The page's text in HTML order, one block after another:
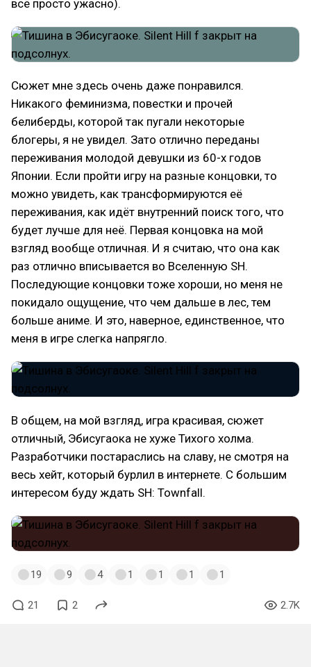
всё просто ужасно).
Сюжет мне здесь очень даже понравился.
Никакого феминизма, повестки и прочей
белиберды, которой так пугали некоторые
блогеры, я не увидел. Зато отлично переданы
переживания молодой девушки из 60-х годов
Японии. Если пройти игру на разные концовки, то
можно увидеть, как трансформируются её
переживания, как идёт внутренний поиск того, что
будет лучше для неё. Первая концовка на мой
взгляд вообще отличная. И я считаю, что она как
раз отлично вписывается во Вселенную SH.
Последующие концовки тоже хороши, но меня не
покидало ощущение, что чем дальше в лес, тем
больше аниме. И это, наверное, единственное, что
меня в игре слегка напрягло.
В общем, на мой взгляд, игра красивая, сюжет
отличный, Эбисугаока не хуже Тихого холма.
Разработчики постараслись на славу, не смотря на
весь хейт, который бурлил в интернете. С большим
интересом буду ждать SH: Townfall.
19 9 4 1 1 1 1
21 2 2.7K